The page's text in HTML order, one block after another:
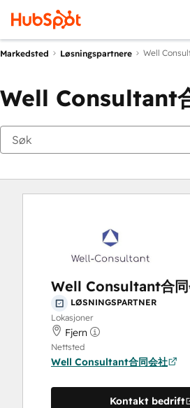
Markedsted Løsningspartnere Well
Well Consultant
Well Consultant合同
LØSNINGSPARTNER
Lokasjoner
Fjern
Nettsted
Well Consultant合同会社
Kontakt bedrift